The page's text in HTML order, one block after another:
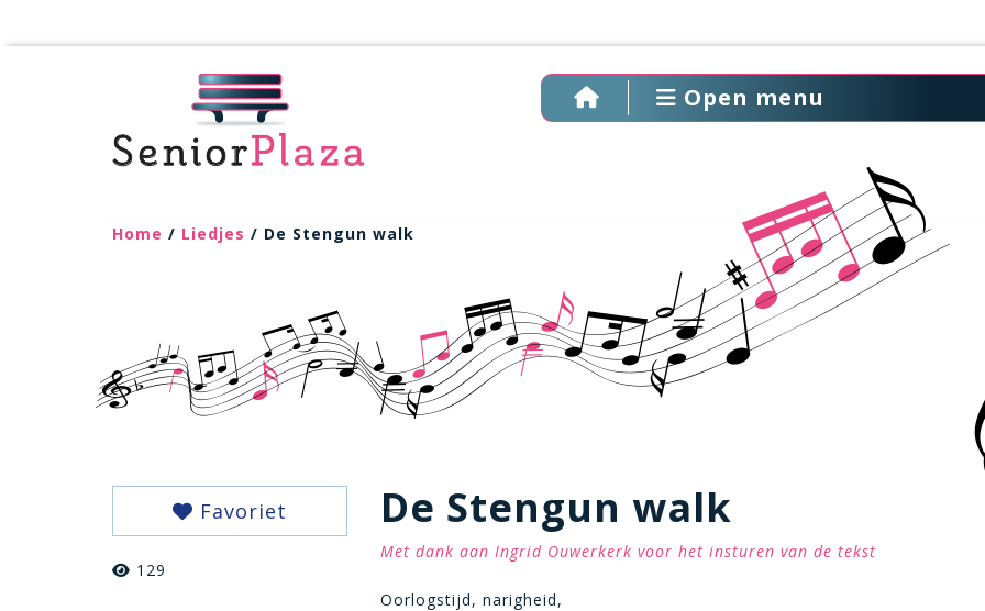
Open menu
Home / Liedjes / De Stengun walk
Favoriet
129
De Stengun walk
Met dank aan Ingrid Ouwerkerk voor het insturen van de tekst
Oorlogstijd, narigheid,